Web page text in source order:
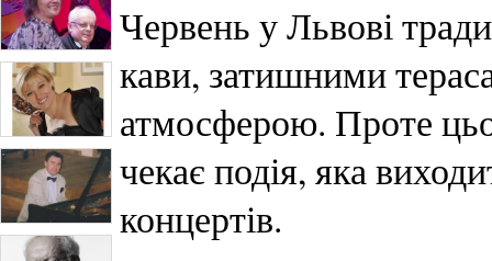
Червень у Львові
кави, затишними
атмосферою. Проте
чекає подія, яка
концертів.